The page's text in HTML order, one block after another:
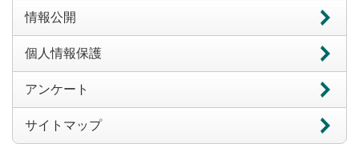
情報公開
個人情報保護
アンケート
サイトマップ